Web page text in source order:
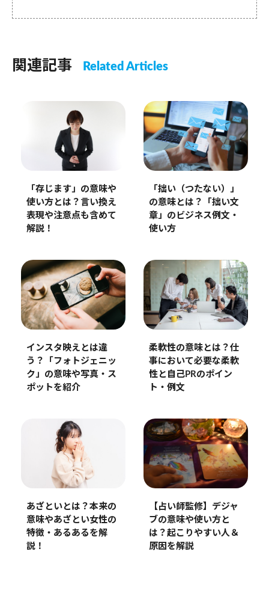
関連記事 Related Articles
「存じます」の意味や
使い方とは？言い換え
表現や注意点も含めて
解説！
「拙い（つたない）」
の意味とは？「拙い文
章」のビジネス例文・
使い方
インスタ映えとは違
う？「フォトジェニッ
ク」の意味や写真・ス
ポットを紹介
柔軟性の意味とは？仕
事において必要な柔軟
性と自己PRのポイン
ト・例文
あざといとは？本来の
意味やあざとい女性の
特徴・あるあるを解
説！
【占い師監修】デジャ
ブの意味や使い方と
は？起こりやすい人＆
原因を解説